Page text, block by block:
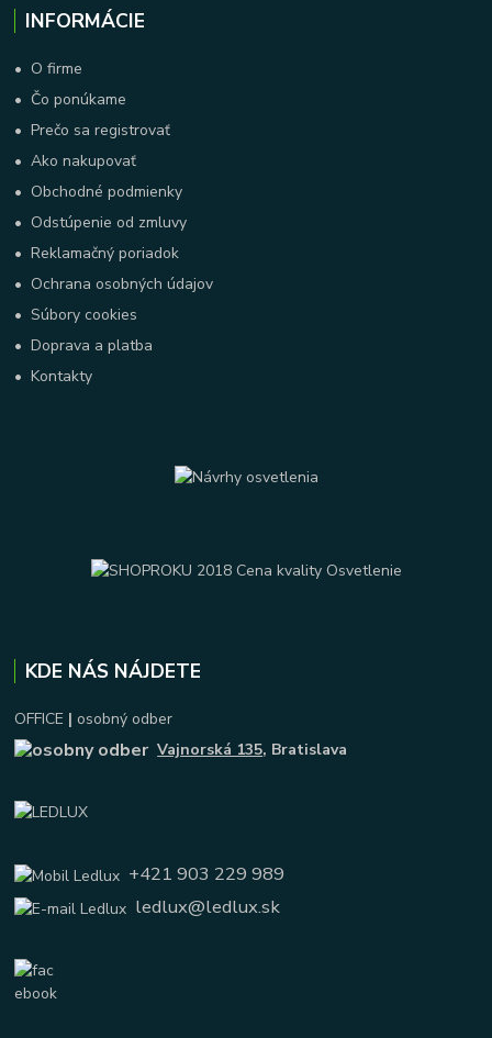
INFORMÁCIE
• O firme
• Čo ponúkame
•Prečo sa registrovať
•Ako nakupovať
• Obchodné podmienky
• Odstúpenie od zmluvy
•Reklamačný poriadok
• Ochrana osobných údajov
•Súbory cookies
•Doprava a platba
•Kontakty
KDE NÁS NÁJDETE
OFFICE | osobný odber
Vajnorská 135, Bratislava
+421 903 229 989
ledlux@ledlux.sk